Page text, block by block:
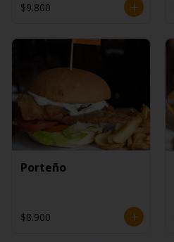
$9.800
Porteño
$8.900